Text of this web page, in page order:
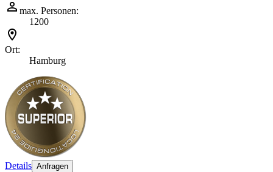
max. Personen:
1200
Ort:
Hamburg
Details Anfragen